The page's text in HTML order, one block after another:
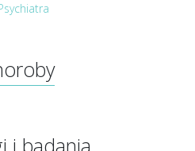
i badania